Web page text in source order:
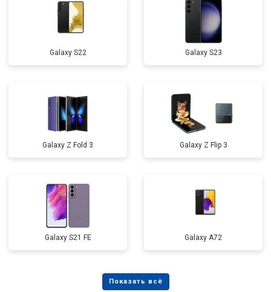
Galaxy S22 Galaxy S23
Galaxy Z Fold 3 Galaxy Z Flip 3
Galaxy S21 FE Galaxy A72